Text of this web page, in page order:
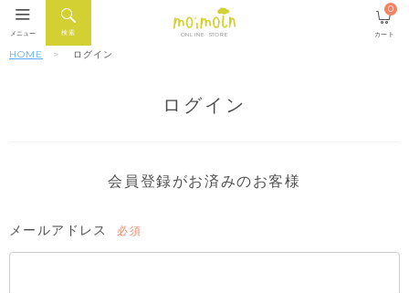
ONLINE STORE
検索
メニュー カート
0
HOME ログイン
ログイン
会員登録がお済みのお客様
メールアドレス
須)